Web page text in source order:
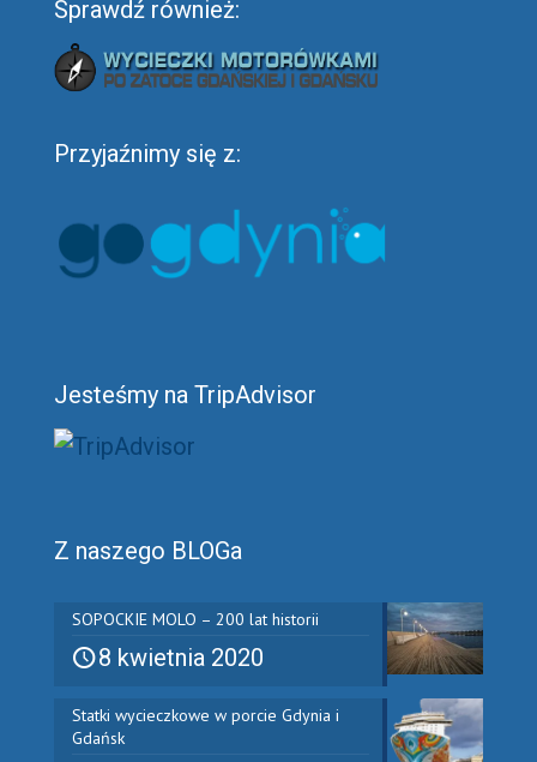
Sprawdź również:
Przyjaźnimy się z:
Jesteśmy na TripAdvisor
Z naszego BLOGa
SOPOCKIE MOLO – 200 lat historii
8 kwietnia 2020
Statki wycieczkowe w porcie Gdynia i
Gdańsk